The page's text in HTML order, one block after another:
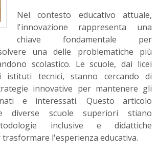
Nel contesto educativo attuale,
l'innovazione rappresenta una
chiave fondamentale per
una delle problematiche più
scolastico. Le scuole, dai licei
istituti tecnici, stanno cercando di
innovative per mantenere gli
e interessati. Questo articolo
diverse scuole superiori stiano
inclusive e didattiche
l'esperienza educativa.